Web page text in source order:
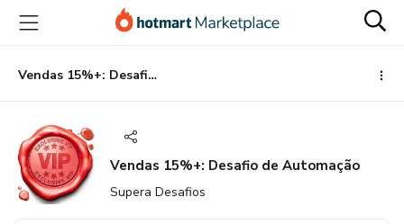
para
conteúdo
principal
para
pagamento
para
rodapé
Vendas 15%+: Desafio de Automação
Vendas 15%+: Desafio de Automação
Supera Desafios